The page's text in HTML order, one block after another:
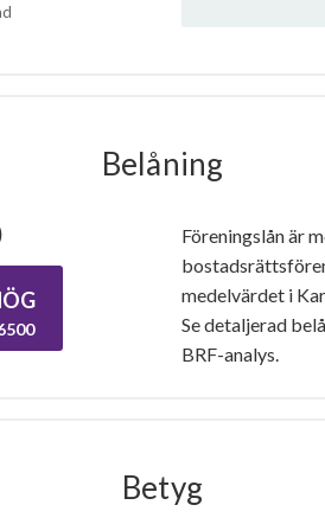
Belåning
Föreningslån är
medelvärdet i
Se detaljerad
BRF-analys.
Betyg